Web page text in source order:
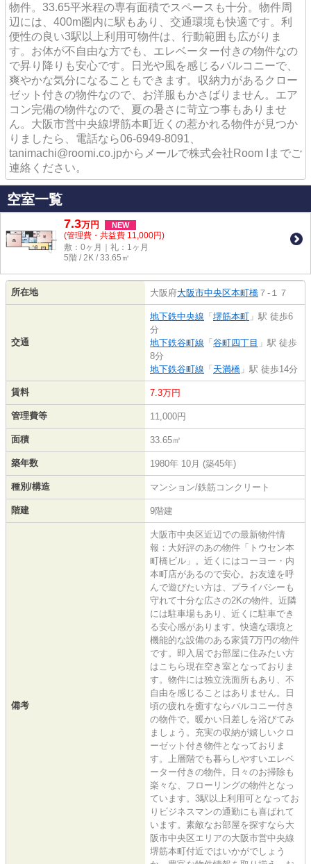
物件。33.65平米程の専有面積でスペースも十分。物件周
辺には、400m圏内に駅もあり、交通環境も快適です。利
便性の良い3駅以上利用可物件は、行動範囲も広がりま
す。お体が不自由な方でも、エレベーター付きの物件なの
で昇り降りも安心です。日光や風を感じるバルコニーで、
爽やかな気分になることもできます。収納力があるクロー
ゼット付きの物件なので、お洋服もかさばりません。エア
コン完備の物件なので、夏の暑さに苛立つ事もありませ
ん。大阪市営中央線堺筋本町近くの惹かれる物件が見つか
りましたら、電話なら06-6949-8091、
tanimachi@roomi.co.jpからメールで株式会社Room Iまでご
連絡ください。
空室一覧
7.3万円 NEW
(管理費・共益費 11,000円)
敷：0ヶ月｜礼：1ヶ月
5階 / 2K / 33.65㎡
所在地 大阪府大阪市中央区本町橋 ７-１７
交通
地下鉄中央線 「 堺筋本町 」駅 徒歩6
分
地下鉄谷町線 「 谷町四丁目 」駅 徒歩
8分
地下鉄谷町線 「 天満橋 」駅 徒歩14分
賃料 7.3万円
管理費等 11,000円
面積 33.65㎡
築年数 1980年 10月 (築45年)
種別/構造 マンション/鉄筋コンクリート
階建 9階建
備考
大阪市中央区近辺での最新物件情
報：大好評のあの物件「トウセン本
町橋ビル」。近くにはコーヨー・内
本町店があるので安心。お友達を呼
んで遊びたい方は、プライバシーも
守れて十分な広さの2Kの物件。近隣
には駐車場もあり、近くに駐車でき
る安心感があります。快適な環境と
機能的な設備のある家賃7万円の物件
です。即入居でお部屋に住みたい方
はこちら現在空き室となっておりま
す。物件には独立洗面所もあり、不
自由を感じることはありません。日
頃の疲れを癒すならバルコニー付き
の物件で。暖かい日差しを浴びてみ
ましょう。充実の収納が嬉しいクロ
ーゼット付き物件となっておりま
す。上層階でも暮らしやすいエレベ
ーター付きの物件。日々のお掃除も
楽々な、フローリングの物件となっ
ています。3駅以上利用可となってお
りビジネスマンの通勤にも喜ばれて
います。素敵なお部屋を探すなら大
阪市中央区エリアの大阪市営中央線
堺筋本町付近ではいかがでしょう